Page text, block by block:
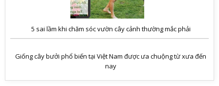
5 sai lầm khi chăm sóc vườn cây cảnh thường mắc phải
Giống cây bưởi phổ biến tại Việt Nam được ưa chuộng từ xưa đến
nay